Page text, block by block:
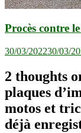
Procès contre
30/03/202230/03/
2 thoughts
plaques
motos et
déjà